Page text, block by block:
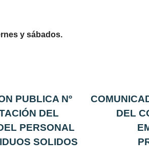
y sábados.
DEL
PUBLICA Nº
DEL
PERSONAL
SOLIDOS